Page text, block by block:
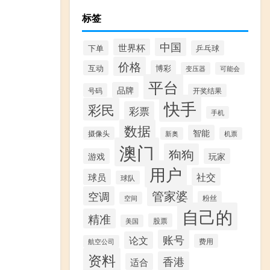
标签
下单 世界杯 中国
乒乓球
互动
价格 博彩 变压器 可能会
号码 品牌 平台 开奖结果
彩民 彩票 快手 手机
摄像头 数据 新奥 智能 机票
游戏 澳门 狗狗 玩家
球员 球队 用户 社交
空调 空间 管家婆 粉丝
精准 美国 股票 自己的
航空公司 论文 账号 费用
资料 适合 香港